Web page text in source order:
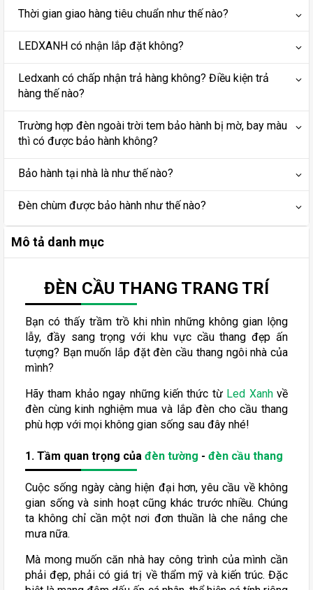
Thời gian giao hàng tiêu chuẩn như thế nào?
LEDXANH có nhận lắp đặt không?
Ledxanh có chấp nhận trả hàng không? Điều kiện trả
hàng thế nào?
Trường hợp đèn ngoài trời tem bảo hành bị mờ, bay màu
thì có được bảo hành không?
Bảo hành tại nhà là như thế nào?
Đèn chùm được bảo hành như thế nào?
Mô tả danh mục
ĐÈN CẦU THANG TRANG TRÍ
Bạn có thấy trầm trồ khi nhìn những không gian lộng
lẫy, đầy sang trọng với khu vực cầu thang đẹp ấn
tượng? Bạn muốn lắp đặt đèn cầu thang ngôi nhà của
mình?
Hãy tham khảo ngay những kiến thức từ Led Xanhvề
đèn cùng kinh nghiệm mua và lắp đèn cho cầu thang
phù hợp với mọi không gian sống sau đây nhé!
1. Tầm quan trọng của đèn tường - đèn cầu thang
Cuộc sống ngày càng hiện đại hơn, yêu cầu về không
gian sống và sinh hoạt cũng khác trước nhiều. Chúng
ta không chỉ cần một nơi đơn thuần là che nắng che
mưa nữa.
Mà mong muốn căn nhà hay công trình của mình cần
phải đẹp, phải có giá trị về thẩm mỹ và kiến trúc. Đặc